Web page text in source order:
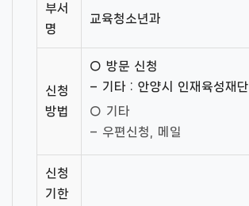
부서
명
교육청소년과
신청
방법
○ 방문 신청
– 기타 : 안양시 인재육성재단
○ 기타
– 우편신청, 메일
신청
기한